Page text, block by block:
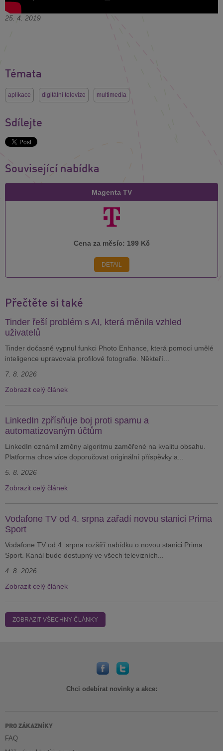
25. 4. 2019
Témata
aplikace digitální televize multimedia
Sdílejte
Související nabídka
Magenta TV
Cena za měsíc: 199 Kč
DETAIL
Přečtěte si také
Tinder řeší problém s AI, která měnila vzhled
uživatelů
Tinder dočasně vypnul funkci Photo Enhance, která pomocí umělé
inteligence upravovala profilové fotografie. Někteří...
7. 8. 2026
Zobrazit celý článek
LinkedIn zpřísňuje boj proti spamu a
automatizovaným účtům
LinkedIn oznámil změny algoritmu zaměřené na kvalitu obsahu.
Platforma chce více doporučovat originální příspěvky a...
5. 8. 2026
Zobrazit celý článek
Vodafone TV od 4. srpna zařadí novou stanici Prima
Sport
Vodafone TV od 4. srpna rozšíří nabídku o novou stanici Prima
Sport. Kanál bude dostupný ve všech televizních...
4. 8. 2026
Zobrazit celý článek
ZOBRAZIT VŠECHNY ČLÁNKY
Chci odebírat novinky a akce:
PRO ZÁKAZNÍKY
FAQ